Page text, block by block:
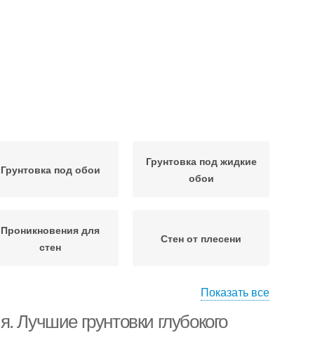
Грунтовка под обои
Грунтовка под жидкие
обои
Проникновения для
стен
Стен от плесени
условиях
Показать все
Лучшие грунтовки глубокого